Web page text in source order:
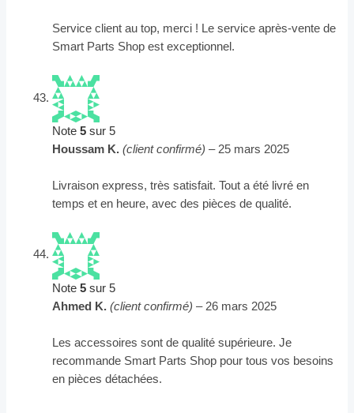
Service client au top, merci ! Le service après-vente de
Smart Parts Shop est exceptionnel.
Note5 sur 5
Houssam K.(client confirmé) – 25 mars 2025
Livraison express, très satisfait. Tout a été livré en
temps et en heure, avec des pièces de qualité.
Note5 sur 5
Ahmed K.(client confirmé) – 26 mars 2025
Les accessoires sont de qualité supérieure. Je
recommande Smart Parts Shop pour tous vos besoins
en pièces détachées.